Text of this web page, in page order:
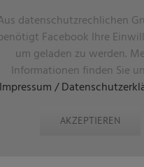
datenschutzrechlichen
Facebook Ihre
um geladen zu werden.
Informationen finden Sie
Impressum /
AKZEPTIEREN